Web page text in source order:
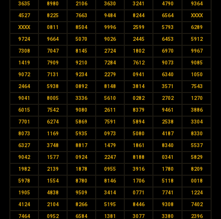
3635 8980 2106 3630 3241 4790 9364
4527 8225 7663 9484 8244 6564 XXXX
XXXX 0811 8504 9996 2599 5793 6289
9724 9664 5070 9026 2445 6453 5912
7308 7047 8145 2724 1802 6970 9967
1419 7909 9210 7284 7612 9073 9085
9072 7131 9234 2279 0941 6340 1050
2464 5938 0892 8148 3814 3571 7543
9041 8005 3336 5610 0282 2702 1270
6015 7542 9080 2611 8379 9461 3886
7701 6274 5869 7591 5894 2538 3304
8073 1169 5935 0973 5080 4187 8330
6327 3748 8817 1479 1861 8340 5537
9042 1577 0924 2247 8188 0341 5829
1982 2139 1878 0955 3916 1780 8209
5978 1554 8780 8146 1706 5118 0018
1905 4838 9509 3414 0771 7741 1224
4124 2104 8266 5195 8446 9308 7402
7464 0952 6584 1381 3077 3380 2396